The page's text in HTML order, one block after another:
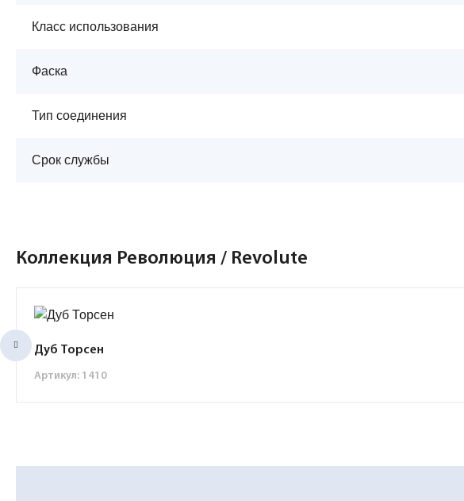
Класс использования
Фаска
Тип соединения
Срок службы
Коллекция Революция / Revolute
Дуб Торсен
Артикул: 1410